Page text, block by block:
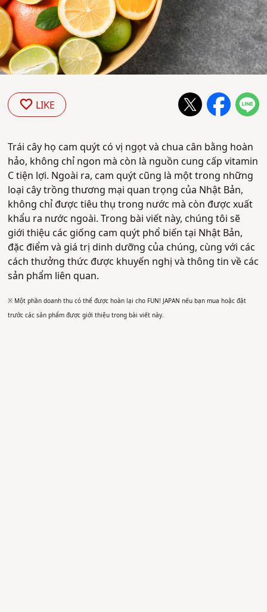
LIKE
Trái cây họ cam quýt có vị ngọt và chua cân bằng hoàn
hảo, không chỉ ngon mà còn là nguồn cung cấp vitamin
C tiện lợi. Ngoài ra, cam quýt cũng là một trong những
loại cây trồng thương mại quan trọng của Nhật Bản,
không chỉ được tiêu thụ trong nước mà còn được xuất
khẩu ra nước ngoài. Trong bài viết này, chúng tôi sẽ
giới thiệu các giống cam quýt phổ biến tại Nhật Bản,
đặc điểm và giá trị dinh dưỡng của chúng, cùng với các
cách thưởng thức được khuyến nghị và thông tin về các
sản phẩm liên quan.
※ Một phần doanh thu có thể được hoàn lại cho FUN! JAPAN nếu bạn mua hoặc đặt
trước các sản phẩm được giới thiệu trong bài viết này.